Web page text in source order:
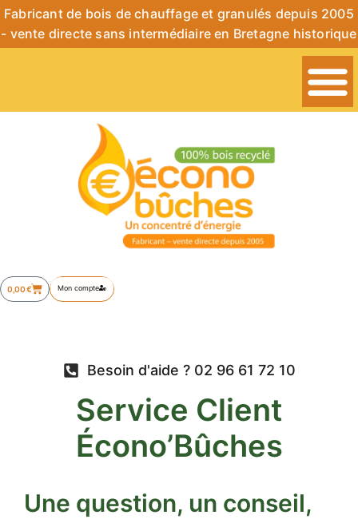
Fabricant de bois de chauffage et granulés depuis 2005
- vente directe sans intermédiaire en Bretagne historique
Besoin d'aide ? 02 96 61 72 10
0,00€ Mon compte
Service Client
Écono’Bûches
Une question, un conseil,